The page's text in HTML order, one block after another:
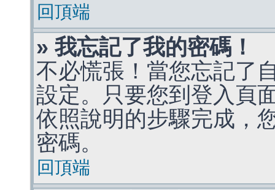
回頂端
» 我忘記了我的密碼！
不必慌張！當您忘記了
設定。只要您到登入頁
依照說明的步驟完成，
密碼。
回頂端